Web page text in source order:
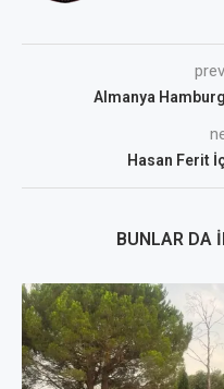
Almanya
Hasan Ferit
BUNLAR DA